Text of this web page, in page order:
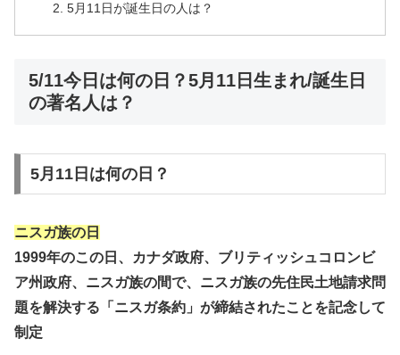
5月11日が誕生日の人は？
5/11今日は何の日？5月11日生まれ/誕生日
の著名人は？
5月11日は何の日？
ニスガ族の日
1999年のこの日、カナダ政府、ブリティッシュコロンビ
ア州政府、ニスガ族の間で、ニスガ族の先住民土地請求問
題を解決する「ニスガ条約」が締結されたことを記念して
制定